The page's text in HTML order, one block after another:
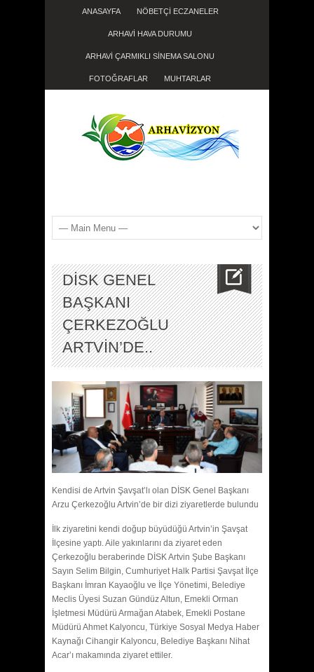
ANASAYFA NÖBETÇİ ECZANELER
ARHAVİ HAVA DURUMU
ARHAVİ ÇARMIKLI SİNEMA SALONU
FOTOĞRAFLAR MUHTARLAR
DİSK GENEL
BAŞKANI
ÇERKEZOĞLU
ARTVİN’DE..
Kendisi de Artvin Şavşat’lı olan DİSK Genel Başkanı
Arzu Çerkezoğlu Artvin’de bir dizi ziyaretlerde bulundu
İlk ziyaretini kendi doğup büyüdüğü Artvin’in Şavşat
İlçesine yaptı. Aile yakınlarını da ziyaret eden
Çerkezoğlu beraberinde DİSK Artvin Şube Başkanı
Sayın Selim Bilgin, Cumhuriyet Halk Partisi Şavşat İlçe
Başkanı İmran Kayaoğlu ve İlçe Yönetimi, Belediye
Meclis Üyesi Suzan Gündüz Altun, Emekli Orman
İşletmesi Müdürü Armağan Atabek, Emekli Postane
Müdürü Ahmet Kalyoncu, Türkiye Sosyal Medya Haber
Kaynağı Cihangir Kalyoncu, Belediye Başkanı Nihat
Acar’ı makamında ziyaret ettiler.